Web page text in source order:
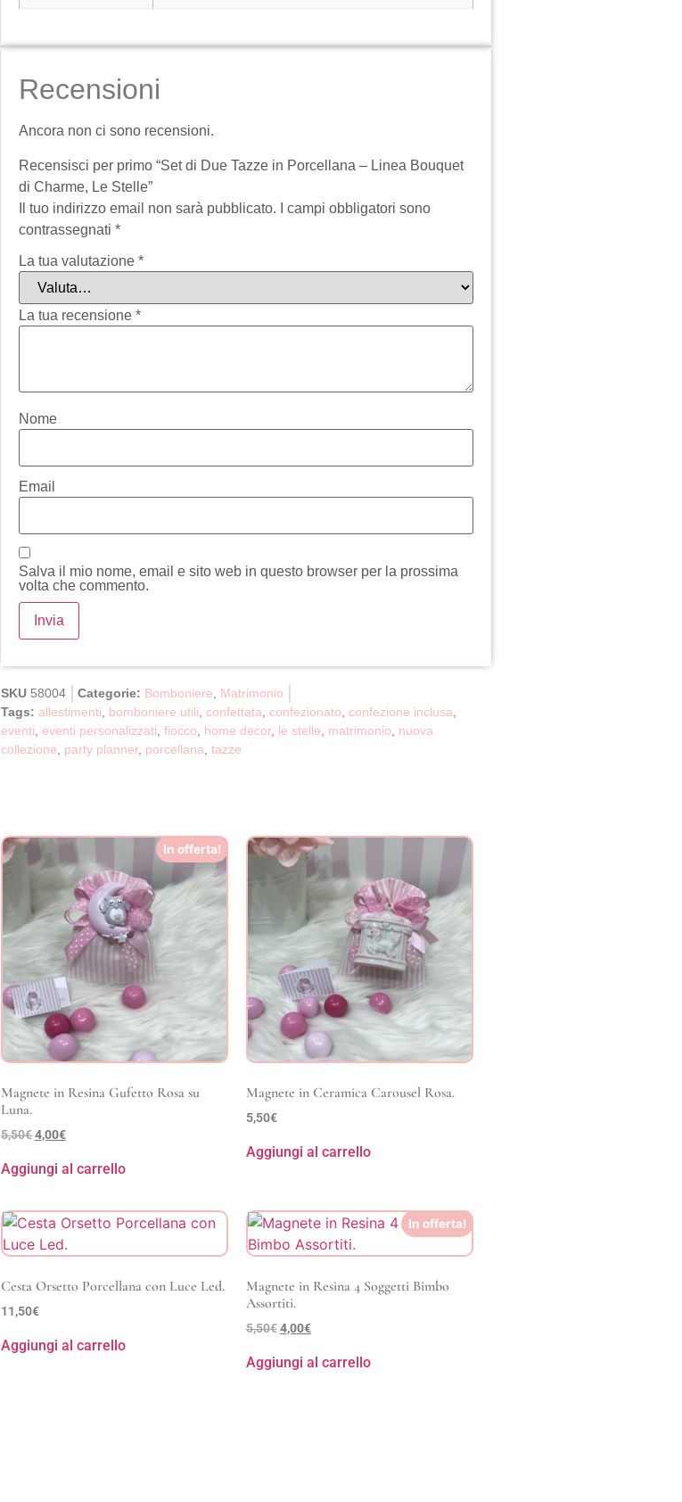
Recensioni
Ancora non ci sono recensioni.
Recensisci per primo “Set di Due Tazze in Porcellana – Linea Bouquet
di Charme, Le Stelle”
Il tuo indirizzo email non sarà pubblicato.
I campi obbligatori sono
contrassegnati *
La tua valutazione *
La tua recensione *
Nome
Email
Salva il mio nome, email e sito web in questo browser per la prossima
volta che commento.
SKU 58004 Categorie: Bomboniere
Matrimonio
Tags: allestimenti bomboniere utili confettata confezionato confezione inclusa
eventi eventi personalizzati fiocco home decor, le stelle matrimonio
nuova
collezione
party planner, porcellana tazze
In offerta!
Magnete in Resina Gufetto Rosa su
Luna.
5,50€4,00€
Aggiungi al carrello
Magnete in Ceramica Carousel Rosa.
5,50€
Aggiungi al carrello
Cesta Orsetto Porcellana con Luce Led.
11,50€
Aggiungi al carrello
In offerta!
Magnete in Resina 4 Soggetti Bimbo
Assortiti.
5,50€4,00€
Aggiungi al carrello